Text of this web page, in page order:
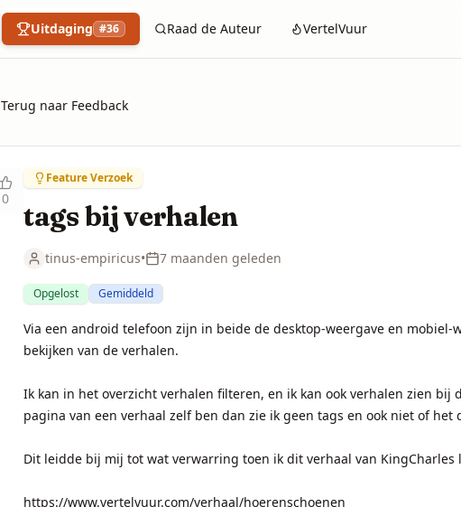
Uitdaging #36 Raad de Auteur VertelVuur
Terug naar Feedback
0
Feature Verzoek
tags bij verhalen
tinus-empiricus• 7 maanden geleden
Opgelost Gemiddeld
Via een android telefoon zijn in beide de desktop-weergave en
bekijken van de verhalen.
Ik kan in het overzicht verhalen filteren, en ik kan ook verhalen zien
pagina van een verhaal zelf ben dan zie ik geen tags en ook niet of
Dit leidde bij mij tot wat verwarring toen ik dit verhaal van KingCharles
https://www.vertelvuur.com/verhaal/hoerenschoenen